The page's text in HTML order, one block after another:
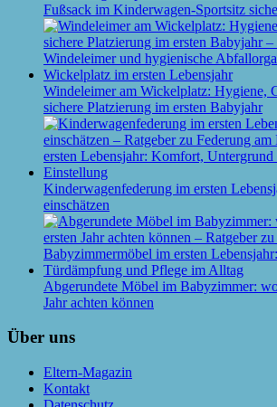
Fußsack im Kinderwagen-Sportsitz
Windeleimer am Wickelplatz: Hygiene,
sichere Platzierung im ersten Babyjahr
Kinderwagenfederung im ersten
einschätzen
Abgerundete Möbel im Babyzimmer:
Jahr achten können
Über uns
Eltern-Magazin
Kontakt